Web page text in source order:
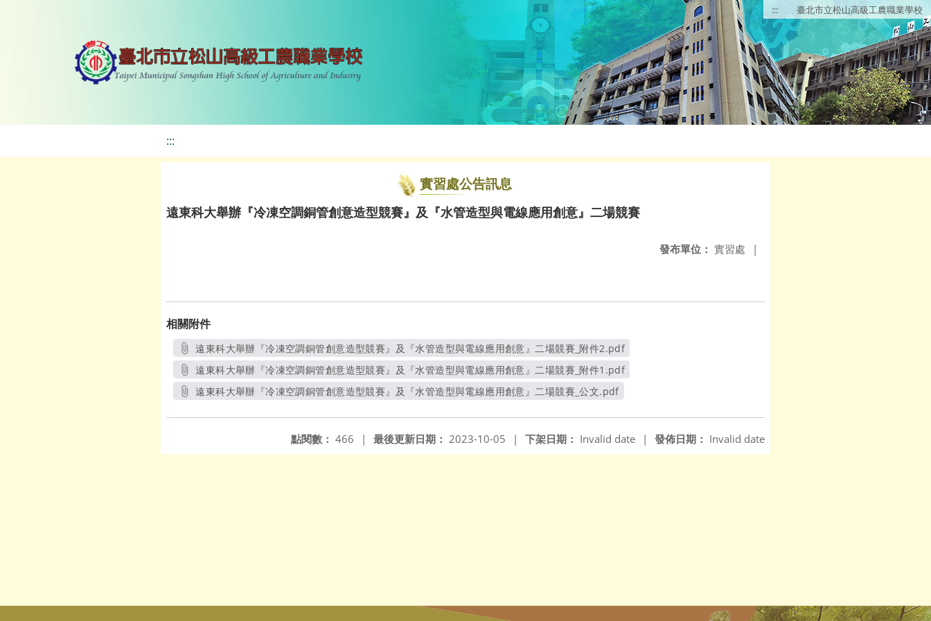
::: 臺北市立松山高級工農職業學校
:::
實習處公告訊息
遠東科大舉辦『冷凍空調銅管創意造型競賽』及『水管造型與電線應用創意』二場競賽
發布單位： 實習處 |
相關附件
遠東科大舉辦『冷凍空調銅管創意造型競賽』及『水管造型與電線應用創意』二場競賽_附件2.pdf
另開新視窗
遠東科大舉辦『冷凍空調銅管創意造型競賽』及『水管造型與電線應用創意』二場競賽_附件1.pdf
另開新視窗
遠東科大舉辦『冷凍空調銅管創意造型競賽』及『水管造型與電線應用創意』二場競賽_公文.pdf
發佈日期： Invalid date
下架日期： Invalid date |
最後更新日期： 2023-10-05 |
點閱數： 466 |